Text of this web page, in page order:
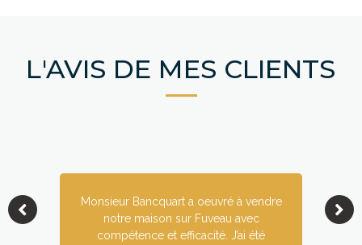
L'AVIS DE MES CLIENTS
Monsieur Bancquart a oeuvré à vendre
notre maison sur Fuveau avec
compétence et efficacité. J’ai été